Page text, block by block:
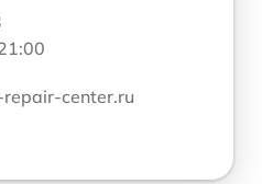
center.ru